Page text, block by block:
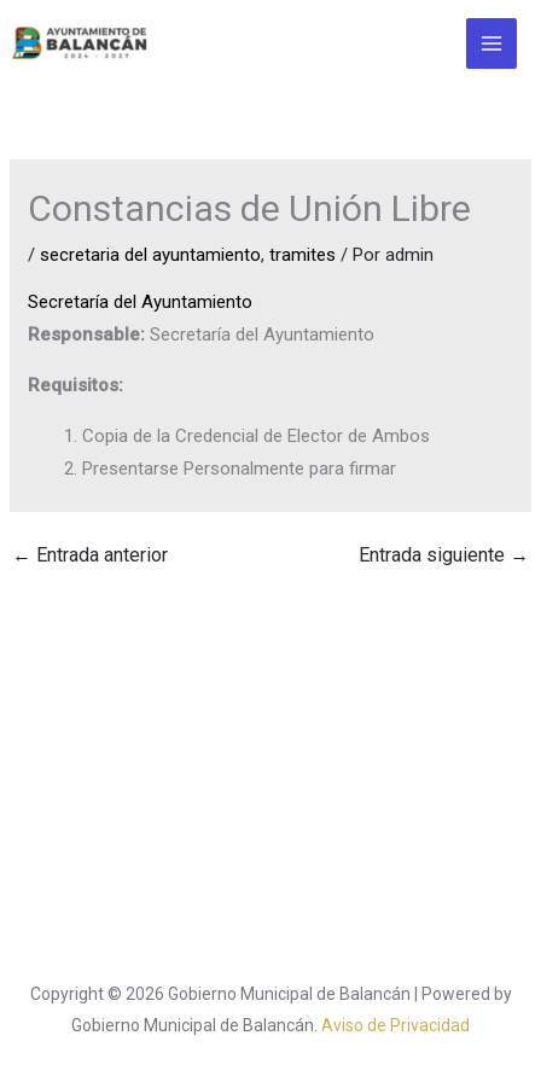
Constancias de Unión Libre
/secretaria del ayuntamiento,tramites / Poradmin
Secretaría del Ayuntamiento
Responsable: Secretaría del Ayuntamiento
Requisitos:
Copia de la Credencial de Elector de Ambos
Presentarse Personalmente para firmar
← Entrada anterior Entrada siguiente →
Copyright © 2026 Gobierno Municipal de Balancán | Powered by
Gobierno Municipal de Balancán. Aviso de Privacidad